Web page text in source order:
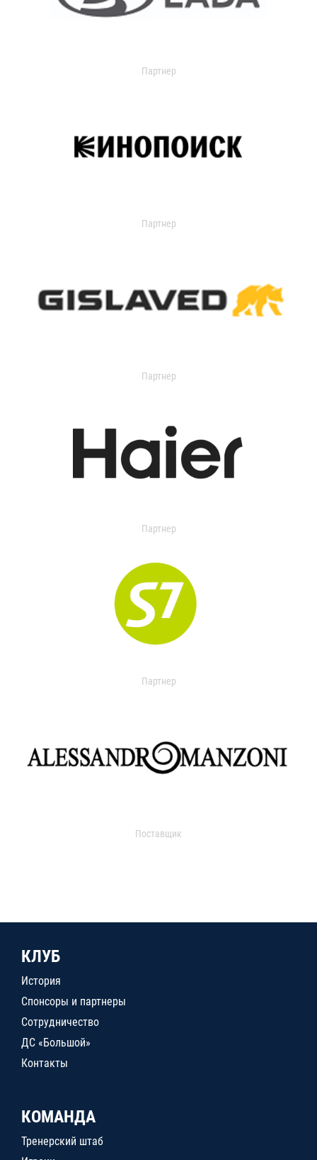
Партнер
Партнер
Партнер
Партнер
Партнер
Поставщик
КЛУБ
История
Спонсоры и партнеры
Сотрудничество
ДС «Большой»
Контакты
КОМАНДА
Тренерский штаб